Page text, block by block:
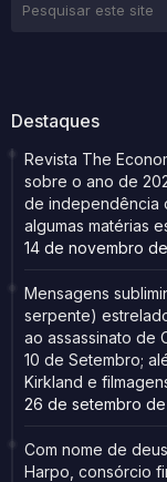
Destaques
Revista The
sobre o ano de
de independência
algumas matérias
14 de novembro
Mensagens
serpente)
ao assassinato de
10 de Setembro;
Kirkland e
26 de setembro
Com nome de
Harpo, consórcio